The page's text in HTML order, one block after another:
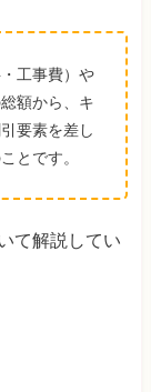
工事費）や
額から、キ
要素を差し
とです。
て解説してい